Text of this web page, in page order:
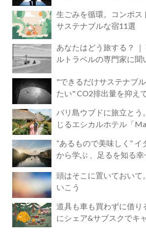
生ごみを循環。コンポス
サステナブルな宿11選
あなたはどう旅する？ ｜ 英国サステナブ
ルトラベルの専門家に聞
"できるだけサステナブ
たい" CO2排出量を抑え
バリ島ウブドに旅立とう
じるエシカルホテル「
“あるもので美味しく”
から学ぶ 、足るを知る
頭はそこに置いておいて
いこう
道具も車も買わずに借り
にシェア&サブスクでキ